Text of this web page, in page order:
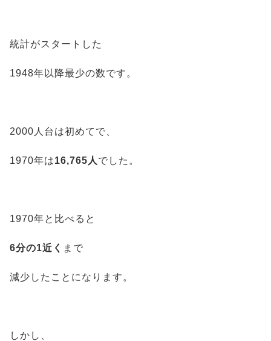
統計がスタートした
1948年以降最少の数です。
2000人台は初めてで、
1970年は16,765人 でした。
1970年と比べると
6分の1近く まで
減少したことになります。
しかし、